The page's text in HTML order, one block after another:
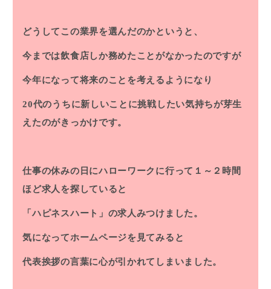
どうしてこの業界を選んだのかというと、
今までは飲食店しか務めたことがなかったのですが
今年になって将来のことを考えるようになり
20代のうちに新しいことに挑戦したい気持ちが芽生
えたのがきっかけです。
仕事の休みの日にハローワークに行って１～２時間
ほど求人を探していると
「ハピネスハート」の求人みつけました。
気になってホームページを見てみると
代表挨拶の言葉に心が引かれてしまいました。